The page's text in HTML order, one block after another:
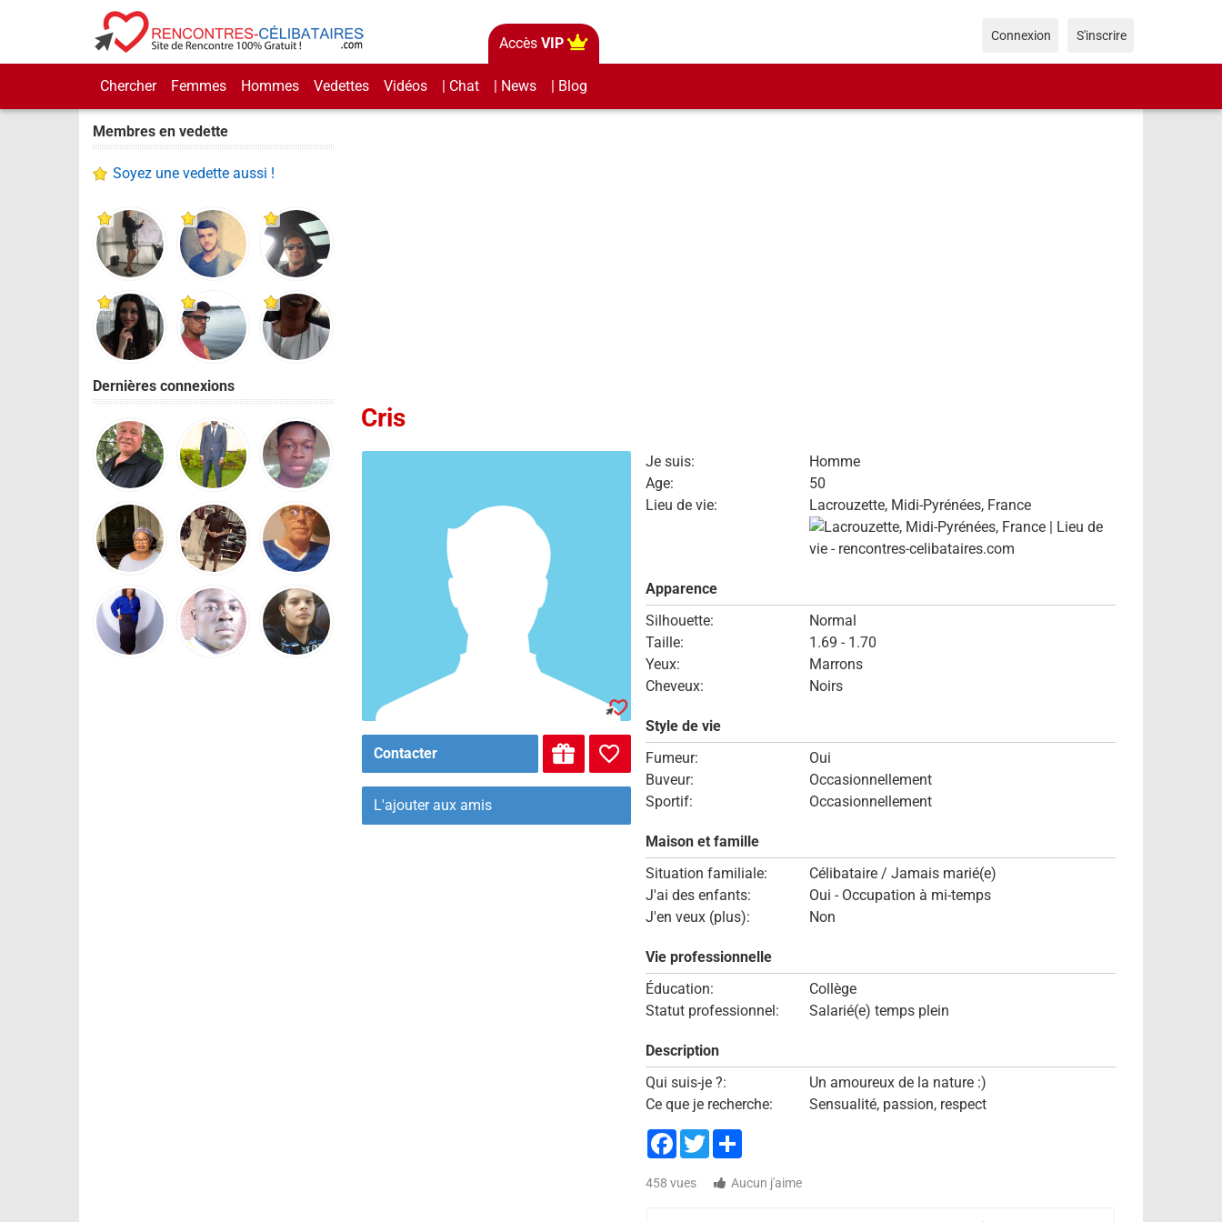
Accès VIP
Chercher Femmes Hommes Vedettes Vidéos | Chat | News | Blog
Connexion S'inscrire
Membres en vedette
Soyez une vedette aussi !
Dernières connexions
Cris
Contacter
L'ajouter aux amis
Je suis:
Homme
Age:
50
Lieu de vie:
Lacrouzette, Midi-Pyrénées, France
Apparence
Silhouette:
Normal
Taille:
1.69 - 1.70
Yeux:
Marrons
Cheveux:
Noirs
Style de vie
Fumeur:
Oui
Buveur:
Occasionnellement
Sportif:
Occasionnellement
Maison et famille
Situation familiale:
Célibataire / Jamais marié(e)
J'ai des enfants:
Oui - Occupation à mi-temps
J'en veux (plus):
Non
Vie professionnelle
Éducation:
Collège
Statut professionnel:
Salarié(e) temps plein
Description
Qui suis-je ?:
Un amoureux de la nature :)
Ce que je recherche:
Sensualité, passion, respect
Facebook
TwitterShare
458 vues Aucun j'aime